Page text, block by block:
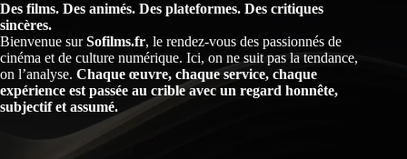
Des films. Des animés. Des plateformes. Des critiques
sincères.
Bienvenue surSofilms.fr, le rendez-vous des passionnés de
cinéma et de culture numérique. Ici, on ne suit pas la tendance,
on l’analyse. Chaque œuvre, chaque service, chaque
expérience est passée au crible avec un regard honnête,
subjectif et assumé.